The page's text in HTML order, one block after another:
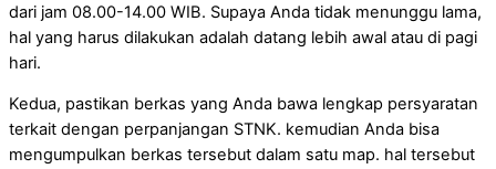
dari jam 08.00-14.00 WIB. Supaya Anda tidak menunggu lama,
hal yang harus dilakukan adalah datang lebih awal atau di pagi
hari.
Kedua, pastikan berkas yang Anda bawa lengkap persyaratan
terkait dengan perpanjangan STNK. kemudian Anda bisa
mengumpulkan berkas tersebut dalam satu map. hal tersebut